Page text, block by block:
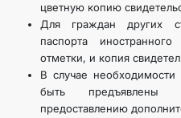
цветную копию
Для граждан других
паспорта
отметки, и копия
В случае
быть предъявлены
предоставлению